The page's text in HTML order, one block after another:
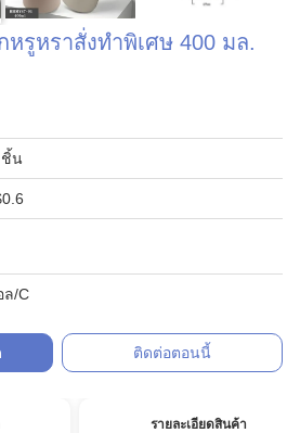
รูหราสั่งทำพิเศษ 400 มล.
ชิ้น
ล/C
ติดต่อตอนนี้
รายละเอียดสินค้า